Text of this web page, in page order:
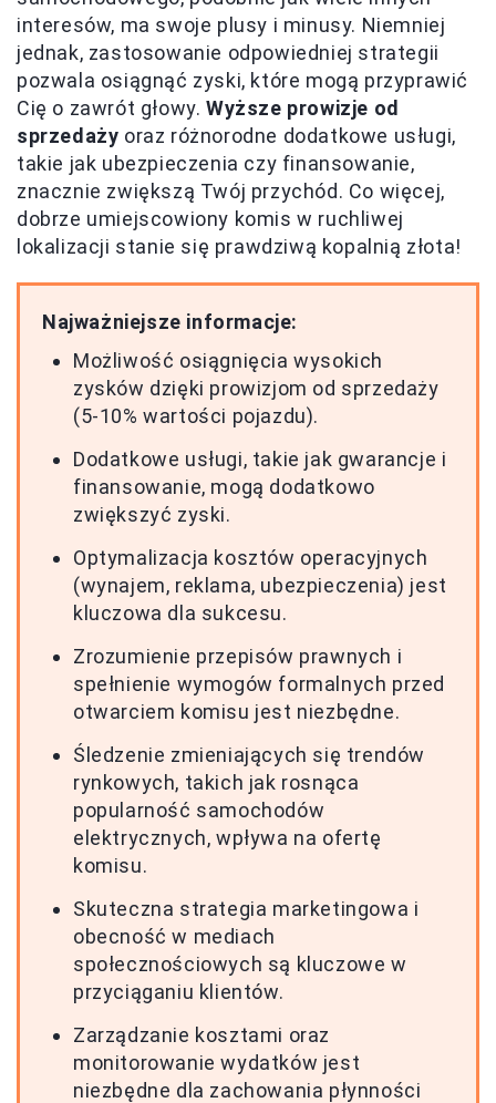
interesów, ma swoje plusy i minusy. Niemniej
jednak, zastosowanie odpowiedniej strategii
pozwala osiągnąć zyski, które mogą przyprawić
Cię o zawrót głowy.Wyższe prowizje od
sprzedaży oraz różnorodne dodatkowe usługi,
takie jak ubezpieczenia czy finansowanie,
znacznie zwiększą Twój przychód. Co więcej,
dobrze umiejscowiony komis w ruchliwej
lokalizacji stanie się prawdziwą kopalnią złota!
Najważniejsze informacje:
Możliwość osiągnięcia wysokich
zysków dzięki prowizjom od sprzedaży
(5-10% wartości pojazdu).
Dodatkowe usługi, takie jak gwarancje i
finansowanie, mogą dodatkowo
zwiększyć zyski.
Optymalizacja kosztów operacyjnych
(wynajem, reklama, ubezpieczenia) jest
kluczowa dla sukcesu.
Zrozumienie przepisów prawnych i
spełnienie wymogów formalnych przed
otwarciem komisu jest niezbędne.
Śledzenie zmieniających się trendów
rynkowych, takich jak rosnąca
popularność samochodów
elektrycznych, wpływa na ofertę
komisu.
Skuteczna strategia marketingowa i
obecność w mediach
społecznościowych są kluczowe w
przyciąganiu klientów.
Zarządzanie kosztami oraz
monitorowanie wydatków jest
niezbędne dla zachowania płynności